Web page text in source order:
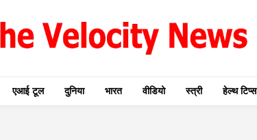
एआई टूल दुनिया भारत वीडियो स्त्री हेल्थ टिप्स